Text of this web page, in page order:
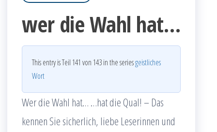
wer die Wahl hat…
This entry is Teil 141 von 143 in the seriesgeistliches
Wort
Wer die Wahl hat… …hat die Qual! – Das
kennen Sie sicherlich, liebe Leserinnen und